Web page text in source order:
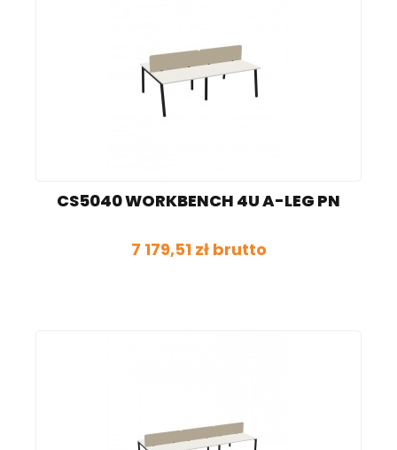
CS5040 WORKBENCH 4U A-LEG PN
7 179,51 zł brutto